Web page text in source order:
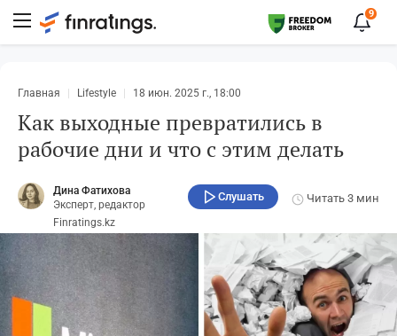
9
Главная Lifestyle 18 июн. 2025 г., 18:00
Как выходные превратились в
рабочие дни и что с этим делать
Дина Фатихова
Эксперт, редактор
Finratings.kz
Слушать Читать 3 мин